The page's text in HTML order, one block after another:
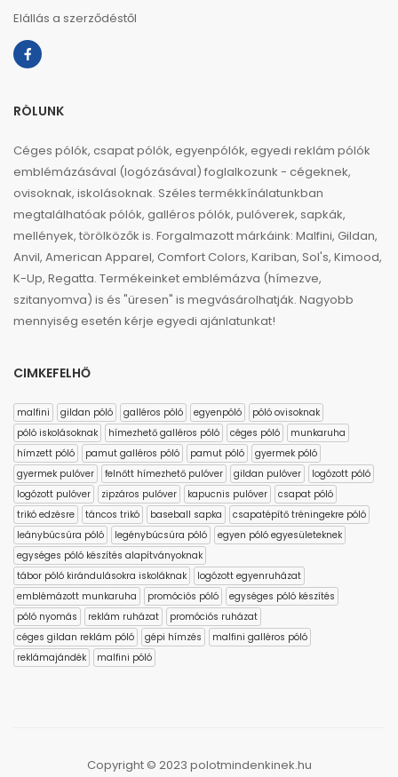
Elállás a szerződéstől
RÓLUNK
Céges pólók, csapat pólók, egyenpólók, egyedi reklám pólók
emblémázásával (logózásával) foglalkozunk - cégeknek,
ovisoknak, iskolásoknak. Széles termékkínálatunkban
megtalálhatóak pólók, galléros pólók, pulóverek, sapkák,
mellények, törölközők is. Forgalmazott márkáink: Malfini, Gildan,
Anvil, American Apparel, Comfort Colors, Kariban, Sol's, Kimood,
K-Up, Regatta. Termékeinket emblémázva (hímezve,
szitanyomva) is és "üresen" is megvásárolhatják. Nagyobb
mennyiség esetén kérje egyedi ajánlatunkat!
CIMKEFELHŐ
malfini gildan póló galléros póló egyenpóló
póló ovisoknak
póló iskolásoknak
hímezhető galléros póló céges póló
munkaruha
hímzett póló
pamut galléros póló pamut póló
gyermek póló
gyermek pulóver
felnőtt hímezhető pulóver gildan pulóver
logózott póló
logózott pulóver
zipzáros pulóver kapucnis pulóver
csapat póló
trikó edzésre
táncos trikó baseball sapka
csapatépítő tréningekre póló
leánybúcsúra póló
legénybúcsúra póló
egyen póló egyesületeknek
egységes póló készítés alapítványoknak
tábor póló kirándulásokra iskoláknak
logózott egyenruházat
emblémázott munkaruha
promóciós póló
egységes póló készítés
póló nyomás
reklám ruházat
promóciós ruházat
céges gildan reklám póló
gépi hímzés
malfini galléros póló
reklámajándék
malfini póló
Copyright © 2023 polotmindenkinek.hu